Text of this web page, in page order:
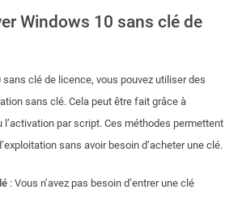
Windows 10 sans clé de
clé de licence, vous pouvez utiliser des
sans clé. Cela peut être fait grâce à
l’activation par script. Ces méthodes permettent
sans avoir besoin d’acheter une clé.
: Vous n’avez pas besoin d’entrer une clé